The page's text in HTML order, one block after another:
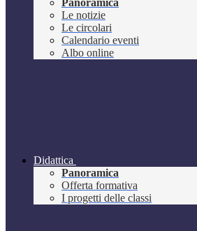
Panoramica
Le notizie
Le circolari
Calendario eventi
Albo online
Didattica
Panoramica
Offerta formativa
I progetti delle classi